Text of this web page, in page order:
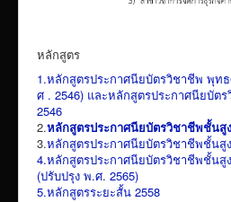
หลักสูตร
1.หลักสูตรประกาศนียบัตรวิชาชีพ พุท
ศ . 2546) และหลักสูตรประกาศนียบัต
2546
2.หลักสูตรประกาศนียบัตรวิชาชีพชั้นสู
3.หลักสูตรประกาศนียบัตรวิชาชีพชั้นสู
4.หลักสูตรประกาศนียบัตรวิชาชีพชั้นสู
(ปรับปรุง พ.ศ. 2565)
5.หลักสูตรระยะสั้น 2558